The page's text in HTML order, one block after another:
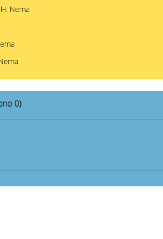
Nema
0)